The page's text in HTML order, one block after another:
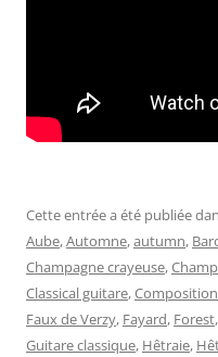
Cette entrée a été publiée
Aube,Automne,autumn,
Champagne crayeuse,
Classical guitare,Composition
Faux de Verzy, Fayard, Forest,
Guitare classique, Hêtraie,